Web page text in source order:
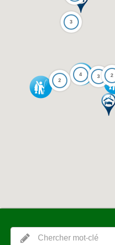
4
3
3
2
2